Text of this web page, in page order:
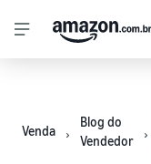
Venda
Blog do
Vendedor